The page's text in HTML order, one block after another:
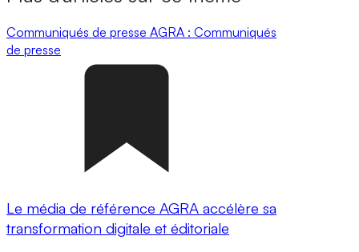
Communiqués de presse AGRA : Communiqués
de presse
Le média de référence AGRA accélère sa
transformation digitale et éditoriale